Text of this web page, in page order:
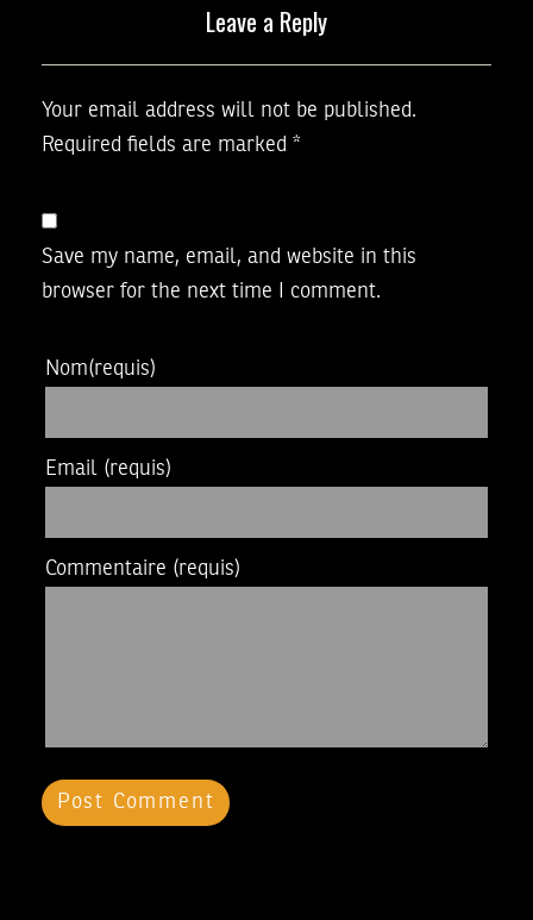
Leave a Reply
Your email address will not be published.
Required fields are marked *
Save my name, email, and website in this
browser for the next time I comment.
Nom(requis)
Email (requis)
Commentaire (requis)